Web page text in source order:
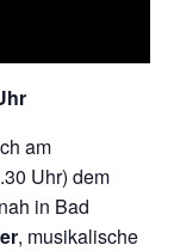
am
Uhr) dem
in Bad
, musikalische